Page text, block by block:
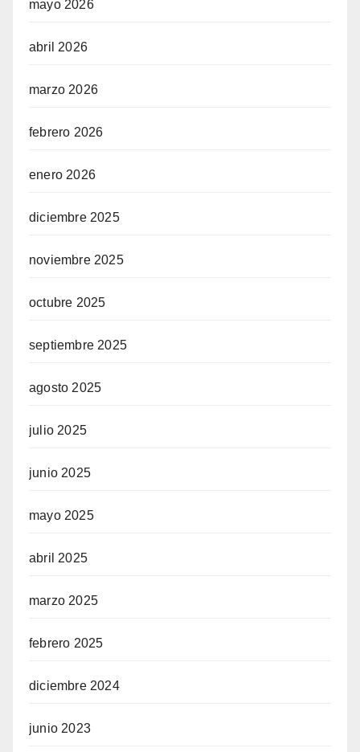
mayo 2026
abril 2026
marzo 2026
febrero 2026
enero 2026
diciembre 2025
noviembre 2025
octubre 2025
septiembre 2025
agosto 2025
julio 2025
junio 2025
mayo 2025
abril 2025
marzo 2025
febrero 2025
diciembre 2024
junio 2023